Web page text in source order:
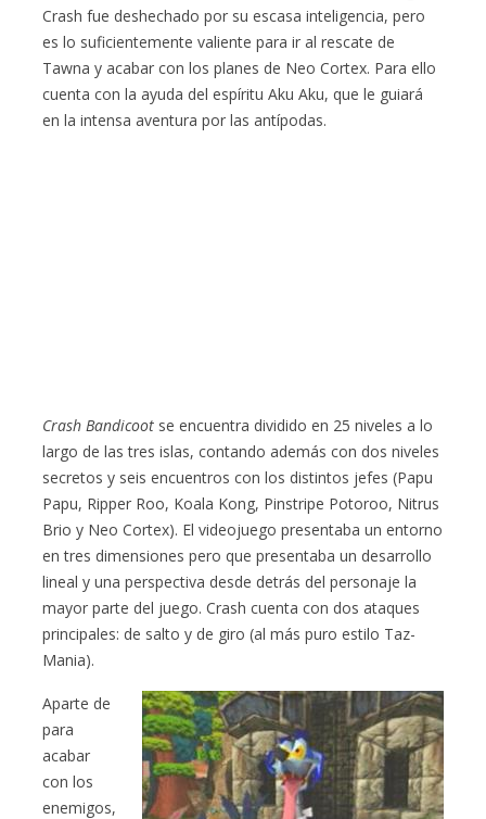
Crash fue deshechado por su escasa inteligencia, pero
es lo suficientemente valiente para ir al rescate de
Tawna y acabar con los planes de Neo Cortex. Para ello
cuenta con la ayuda del espíritu Aku Aku, que le guiará
en la intensa aventura por las antípodas.
Crash Bandicoot se encuentra dividido en 25 niveles a lo
largo de las tres islas, contando además con dos niveles
secretos y seis encuentros con los distintos jefes (Papu
Papu, Ripper Roo, Koala Kong, Pinstripe Potoroo, Nitrus
Brio y Neo Cortex). El videojuego presentaba un entorno
en tres dimensiones pero que presentaba un desarrollo
lineal y una perspectiva desde detrás del personaje la
mayor parte del juego. Crash cuenta con dos ataques
principales: de salto y de giro (al más puro estilo Taz-
Mania).
Aparte de
para
acabar
con los
enemigos,